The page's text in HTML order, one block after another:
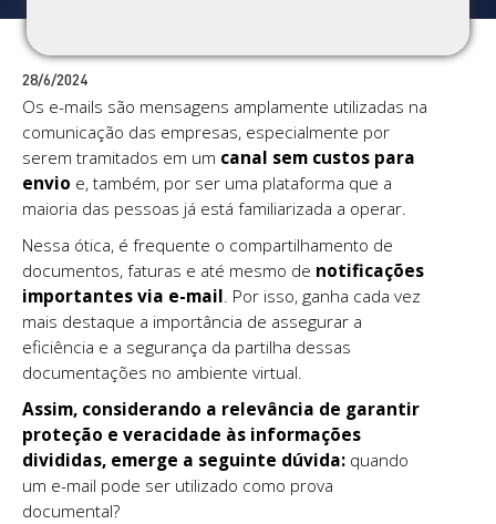
28/6/2024
Os e-mails são mensagens amplamente utilizadas na
comunicação das empresas, especialmente por
serem tramitados em um canal sem custos para
envio e, também, por ser uma plataforma que a
maioria das pessoas já está familiarizada a operar.
Nessa ótica, é frequente o compartilhamento de
documentos, faturas e até mesmo de notificações
importantes via e-mail. Por isso, ganha cada vez
mais destaque a importância de assegurar a
eficiência e a segurança da partilha dessas
documentações no ambiente virtual.
Assim, considerando a relevância de garantir
proteção e veracidade às informações
divididas, emerge a seguinte dúvida: quando
um e-mail pode ser utilizado como prova
documental?